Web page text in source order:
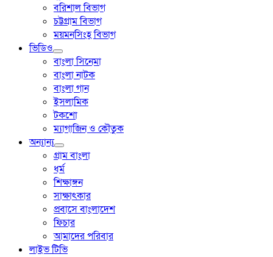
বরিশাল বিভাগ
চট্টগ্রাম বিভাগ
ময়মনসিংহ বিভাগ
ভিডিও
বাংলা সিনেমা
বাংলা নাটক
বাংলা গান
ইসলামিক
টকশো
ম্যাগাজিন ও কৌতুক
অন্যান্য
গ্রাম বাংলা
ধর্ম
শিক্ষাঙ্গন
সাক্ষাৎকার
প্রবাসে বাংলাদেশ
ফিচার
আমাদের পরিবার
লাইভ টিভি